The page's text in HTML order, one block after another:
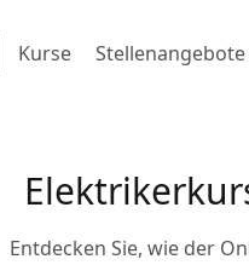
Kurse Stellenangebote
Entdecken Sie, wie der